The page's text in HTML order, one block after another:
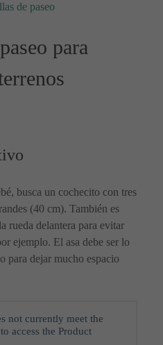
de paseo
para
busca un cochecito con tres
(40 cm). También es
rueda delantera para evitar
ejemplo. El asa debe ser lo
para dejar mucho espacio
not currently meet the
access the Product